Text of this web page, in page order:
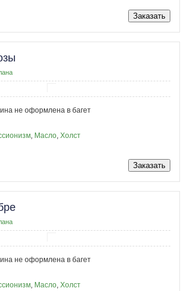
не оформлена в багет
, Масло, Холст
не оформлена в багет
Масло Холст